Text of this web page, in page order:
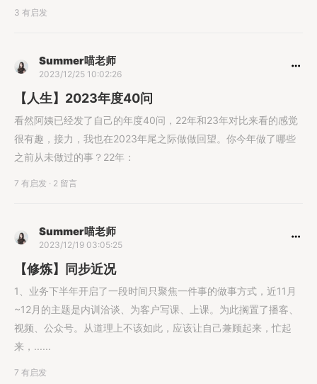
3 有启发
Summer喵老师
2023/12/25 10:02:26
【人生】2023年度40问
看然阿姨已经发了自己的年度40问，22年和23年对比来看的感觉
很有趣，接力，我也在2023年尾之际做做回望。你今年做了哪些
之前从未做过的事？22年：
7 有启发 · 2 留言
Summer喵老师
2023/12/19 03:05:25
【修炼】同步近况
1、业务下半年开启了一段时间只聚焦一件事的做事方式，近11月
~12月的主题是内训洽谈、为客户写课、上课。为此搁置了播客、
视频、公众号。从道理上不该如此，应该让自己兼顾起来，忙起
来，......
7 有启发